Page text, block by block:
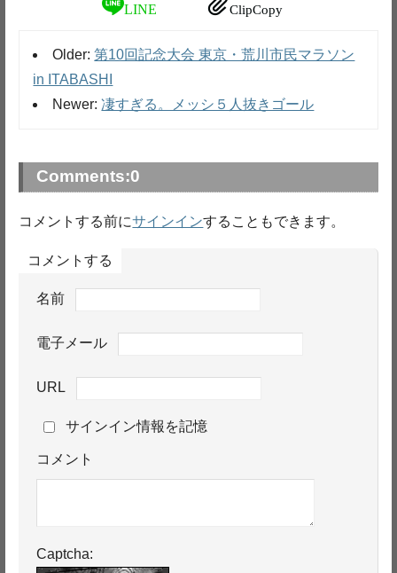
LINE ClipCopy
Older:第10回記念大会 東京・荒川市民マラソン
in ITABASHI
Newer:凄すぎる。メッシ５人抜きゴール
Comments:0
コメントする前にサインインすることもできます。
コメントする
名前
電子メール
URL
サインイン情報を記憶
コメント
Captcha: